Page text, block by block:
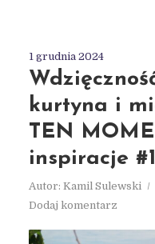
1 grudnia 2024
kurtyna i
TEN
inspiracje
Autor: Kamil Sulewski
Dodaj komentarz